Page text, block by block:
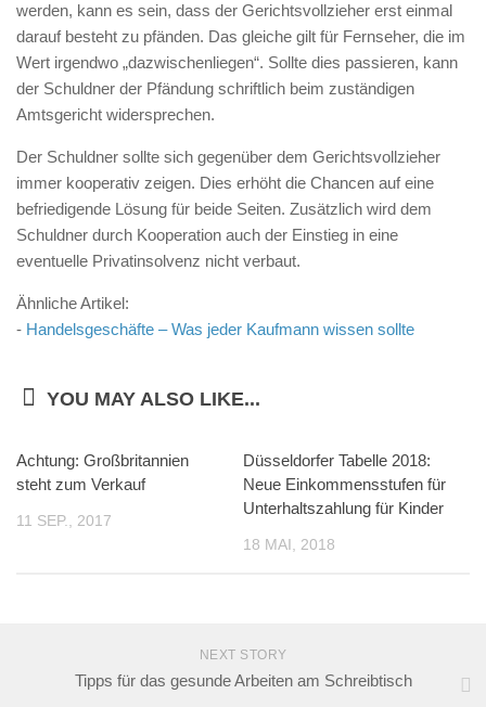
werden, kann es sein, dass der Gerichtsvollzieher erst einmal
darauf besteht zu pfänden. Das gleiche gilt für Fernseher, die im
Wert irgendwo „dazwischenliegen“. Sollte dies passieren, kann
der Schuldner der Pfändung schriftlich beim zuständigen
Amtsgericht widersprechen.
Der Schuldner sollte sich gegenüber dem Gerichtsvollzieher
immer kooperativ zeigen. Dies erhöht die Chancen auf eine
befriedigende Lösung für beide Seiten. Zusätzlich wird dem
Schuldner durch Kooperation auch der Einstieg in eine
eventuelle Privatinsolvenz nicht verbaut.
Ähnliche Artikel:
- Handelsgeschäfte – Was jeder Kaufmann wissen sollte
YOU MAY ALSO LIKE...
Achtung: Großbritannien
steht zum Verkauf
11 SEP., 2017
Düsseldorfer Tabelle 2018:
Neue Einkommensstufen für
Unterhaltszahlung für Kinder
18 MAI, 2018
NEXT STORY
Tipps für das gesunde Arbeiten am Schreibtisch